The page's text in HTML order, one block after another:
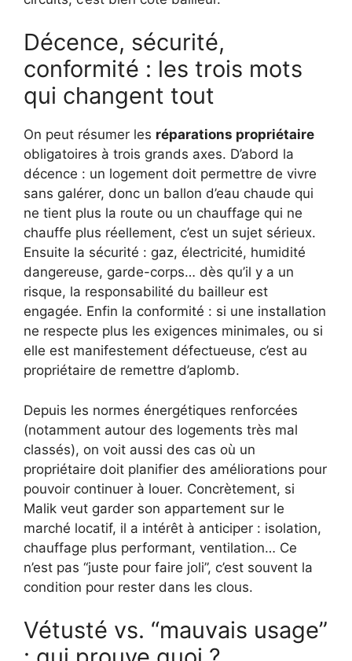
Décence, sécurité,
conformité : les trois mots
qui changent tout
On peut résumer les réparations propriétaire
obligatoires à trois grands axes. D’abord la
décence : un logement doit permettre de vivre
sans galérer, donc un ballon d’eau chaude qui
ne tient plus la route ou un chauffage qui ne
chauffe plus réellement, c’est un sujet sérieux.
Ensuite la sécurité : gaz, électricité, humidité
dangereuse, garde-corps… dès qu’il y a un
risque, la responsabilité du bailleur est
engagée. Enfin la conformité : si une installation
ne respecte plus les exigences minimales, ou si
elle est manifestement défectueuse, c’est au
propriétaire de remettre d’aplomb.
Depuis les normes énergétiques renforcées
(notamment autour des logements très mal
classés), on voit aussi des cas où un
propriétaire doit planifier des améliorations pour
pouvoir continuer à louer. Concrètement, si
Malik veut garder son appartement sur le
marché locatif, il a intérêt à anticiper : isolation,
chauffage plus performant, ventilation… Ce
n’est pas “juste pour faire joli”, c’est souvent la
condition pour rester dans les clous.
Vétusté vs. “mauvais usage”